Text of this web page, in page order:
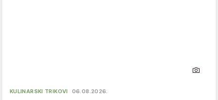
KULINARSKI TRIKOVI 06.08.2026.